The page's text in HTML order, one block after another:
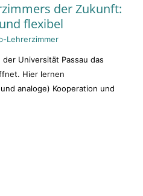
der Zukunft:
flexibel
Lehrerzimmer
Universität Passau das
Hier lernen
analoge) Kooperation und